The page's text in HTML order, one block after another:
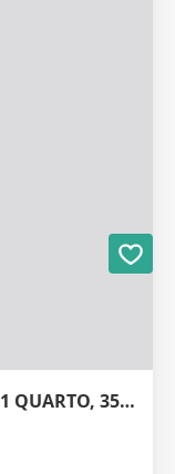
APARTAMENTO NA RESSACADA, 1 QUARTO, 35M²